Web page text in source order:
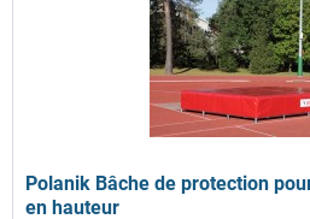
Polanik Bâche de protection
en hauteur